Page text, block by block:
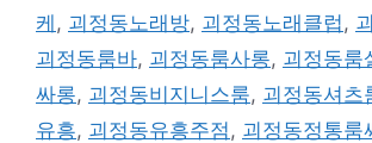
케 , 괴정동노래방, 괴정동노래클럽 ,
괴정동룸바, 괴정동룸사롱, 괴정동룸
싸롱, 괴정동비지니스룸, 괴정동셔츠
유흥, 괴정동유흥주점 , 괴정동정통룸